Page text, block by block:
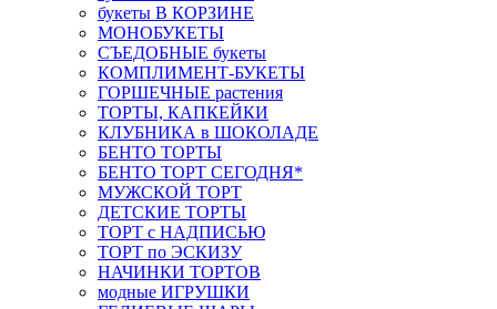
букеты В КОРЗИНЕ
МОНОБУКЕТЫ
СЪЕДОБНЫЕ букеты
КОМПЛИМЕНТ-БУКЕТЫ
ГОРШЕЧНЫЕ растения
ТОРТЫ, КАПКЕЙКИ
КЛУБНИКА в ШОКОЛАДЕ
БЕНТО ТОРТЫ
БЕНТО ТОРТ СЕГОДНЯ*
МУЖСКОЙ ТОРТ
ДЕТСКИЕ ТОРТЫ
ТОРТ с НАДПИСЬЮ
ТОРТ по ЭСКИЗУ
НАЧИНКИ ТОРТОВ
модные ИГРУШКИ